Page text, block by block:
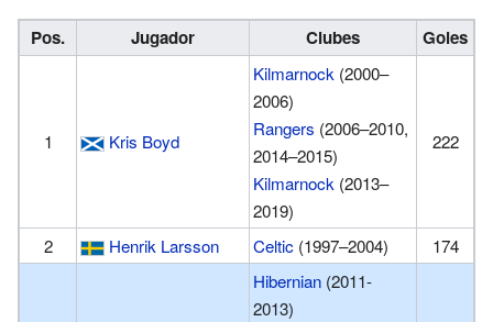
Pos. Jugador Clubes Goles
1 Kris Boyd
Kilmarnock (2000–
2006)
Rangers (2006–2010,
2014–2015)
Kilmarnock (2013–
2019)
222
2 Henrik Larsson Celtic (1997–2004) 174
Hibernian (2011-
2013)